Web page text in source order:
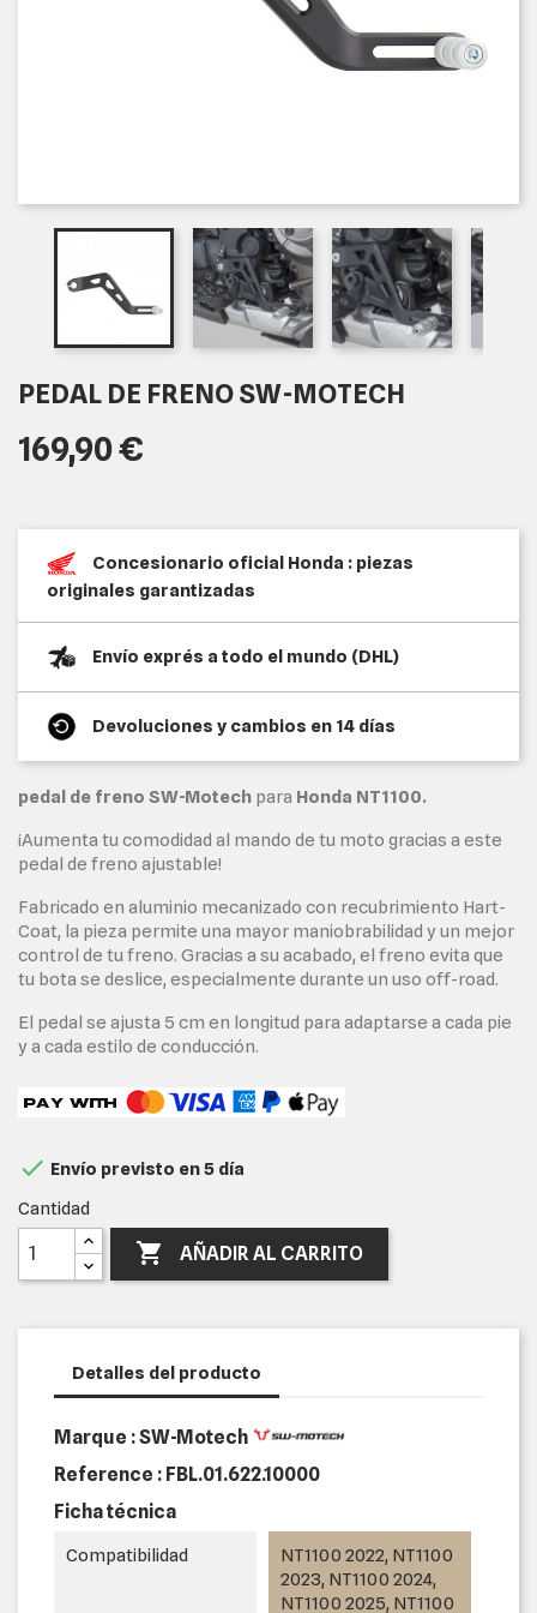
PEDAL DE FRENO SW-MOTECH
169,90 €
Concesionario oficial Honda : piezas
originales garantizadas
Envío exprés a todo el mundo (DHL)
Devoluciones y cambios en 14 días
pedal de freno SW-Motech para Honda NT1100.
¡Aumenta tu comodidad al mando de tu moto gracias a este
pedal de freno ajustable!
Fabricado en aluminio mecanizado con recubrimiento Hart-
Coat, la pieza permite una mayor maniobrabilidad y un mejor
control de tu freno. Gracias a su acabado, el freno evita que
tu bota se deslice, especialmente durante un uso off-road.
El pedal se ajusta 5 cm en longitud para adaptarse a cada pie
y a cada estilo de conducción.
 Envío previsto en 5 día
Cantidad
 AÑADIR AL CARRITO
Detalles del producto
Marque : SW-Motech
Reference : FBL.01.622.10000
Ficha técnica
Compatibilidad
NT1100 2022, NT1100
2023, NT1100 2024,
NT1100 2025, NT1100